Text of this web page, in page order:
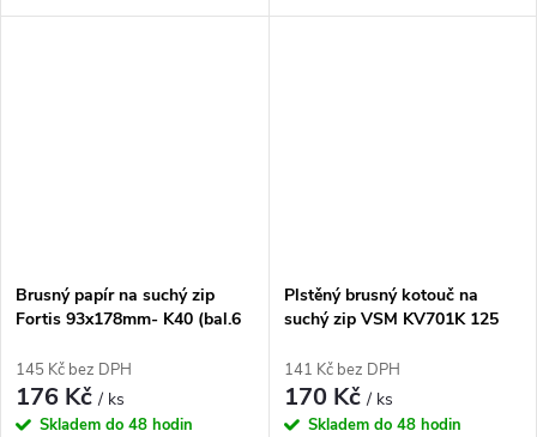
a nelegované oceli, jakož i
Brusný papír na suchý zip
Fortis 93x178mm- K40 (bal.6
145 Kč bez DPH
176 Kč/ ks
Skladem do 48 hodin
Plstěný brusný kotouč na
suchý zip VSM KV701K 125
141 Kč bez DPH
170 Kč/ ks
Skladem do 48 hodin